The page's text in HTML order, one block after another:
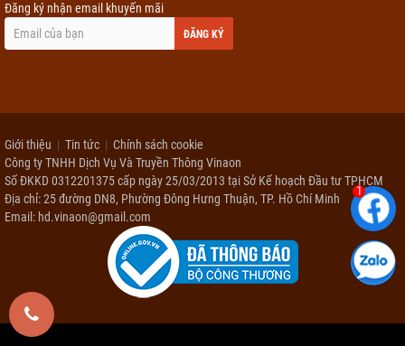
Đăng ký nhận email khuyến mãi
ĐĂNG KÝ
Giới thiệu Tin tức
Chính sách cookie
Công ty TNHH Dịch Vụ Và Truyền Thông Vinaon
Số ĐKKD 0312201375 cấp ngày 25/03/2013 tại Sở Kế hoạch Đầu tư TPHCM
Địa chỉ: 25 đường DN8, Phường Đông Hưng Thuận, TP. Hồ Chí Minh
Email: hd.vinaon@gmail.com
1